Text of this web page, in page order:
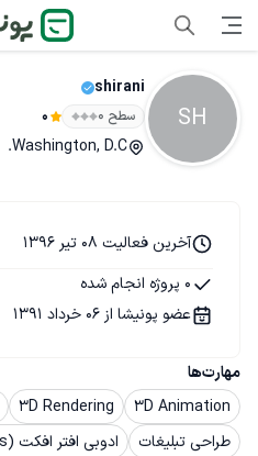
SH
shirani
سطح ۰ 0
Washington, D.C.
مهارت‌ها
3D Animation
3D Rendering
طراحی تبلیغات
ادوبی افتر افکت (After Effects)
آخرین فعالیت 08 تیر 1396
0 پروژه انجام شده
عضو پونیشا از 06 خرداد 1391